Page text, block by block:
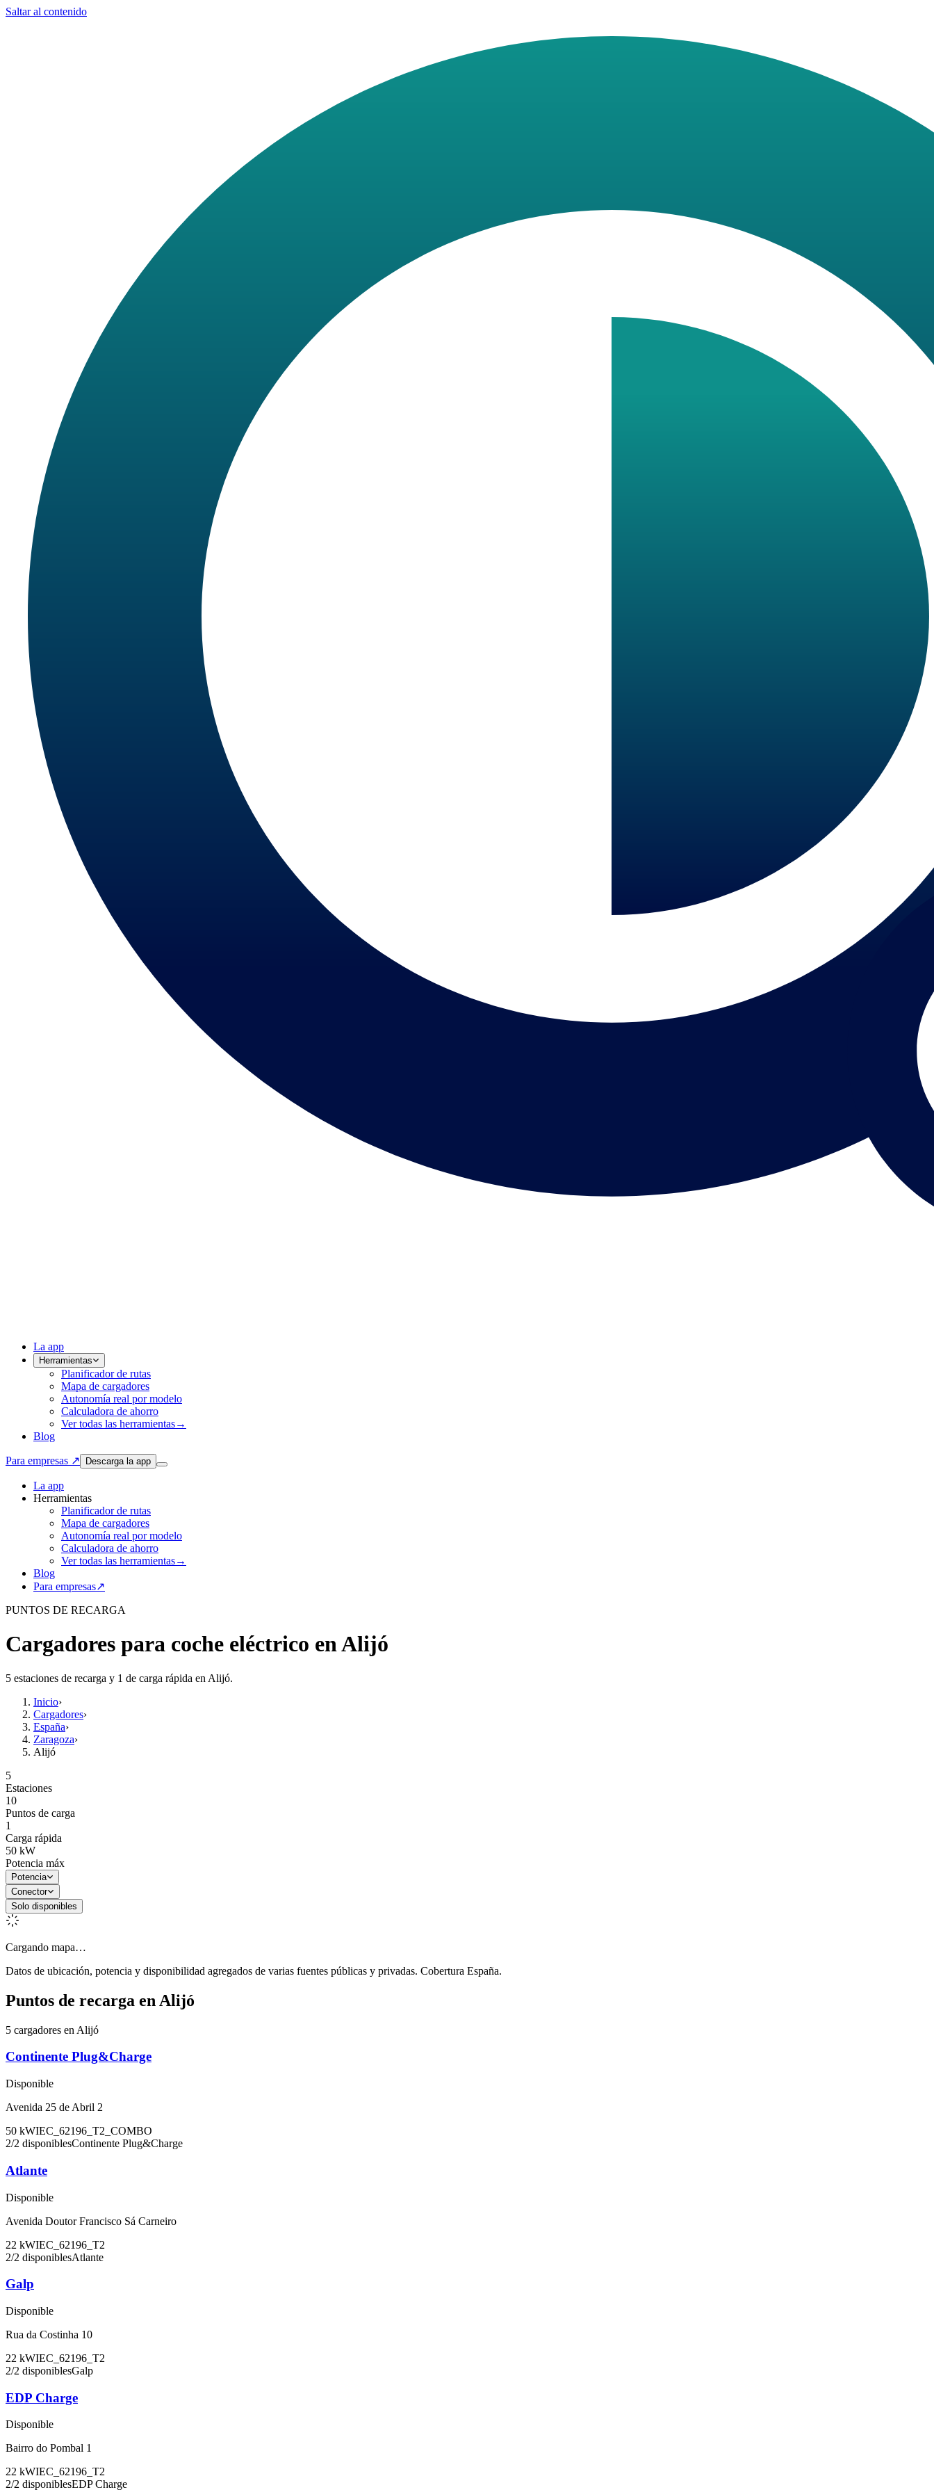
Saltar al contenido
La app
Herramientas
Planificador de rutas
Mapa de cargadores
Autonomía real por modelo
Calculadora de ahorro
Ver todas las herramientas→
Blog
Para empresas ↗ Descarga la app
La app
Herramientas
Planificador de rutas
Mapa de cargadores
Autonomía real por modelo
Calculadora de ahorro
Ver todas las herramientas→
Blog
Para empresas↗
PUNTOS DE RECARGA
Cargadores para coche eléctrico en Alijó
5 estaciones de recarga y 1 de carga rápida en Alijó.
Inicio›
Cargadores›
España›
Zaragoza›
Alijó
5
Estaciones
10
Puntos de carga
1
Carga rápida
50 kW
Potencia máx
Potencia
Conector
Solo disponibles
Cargando mapa…
Datos de ubicación, potencia y disponibilidad agregados de varias fuentes públicas y privadas. Cobertura España.
Puntos de recarga en Alijó
5 cargadores en Alijó
Continente Plug&Charge
Disponible
Avenida 25 de Abril 2
50 kWIEC_62196_T2_COMBO
2/2 disponiblesContinente Plug&Charge
Atlante
Disponible
Avenida Doutor Francisco Sá Carneiro
22 kWIEC_62196_T2
2/2 disponiblesAtlante
Galp
Disponible
Rua da Costinha 10
22 kWIEC_62196_T2
2/2 disponiblesGalp
EDP Charge
Disponible
Bairro do Pombal 1
22 kWIEC_62196_T2
2/2 disponiblesEDP Charge